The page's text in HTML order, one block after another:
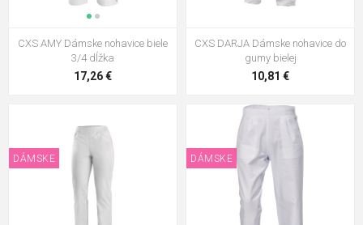
CXS TARA Dámske nohavice
CXS DARJA Dámske nohavice
CXS GABRIELA Dámska blúzka
CXS AMY Dámske nohavice biele
3/4 dĺžka
17,26 €
CXS DARJA Dámske nohavice do
gumy bielej
10,81 €
DÁMSKE DÁMSKE